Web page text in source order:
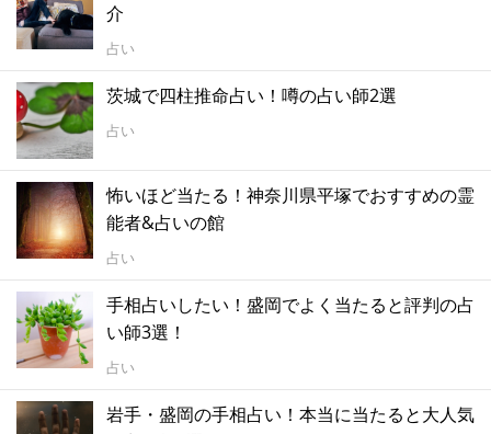
介
占い
茨城で四柱推命占い！噂の占い師2選
占い
怖いほど当たる！神奈川県平塚でおすすめの霊
能者&占いの館
占い
手相占いしたい！盛岡でよく当たると評判の占
い師3選！
占い
岩手・盛岡の手相占い！本当に当たると大人気